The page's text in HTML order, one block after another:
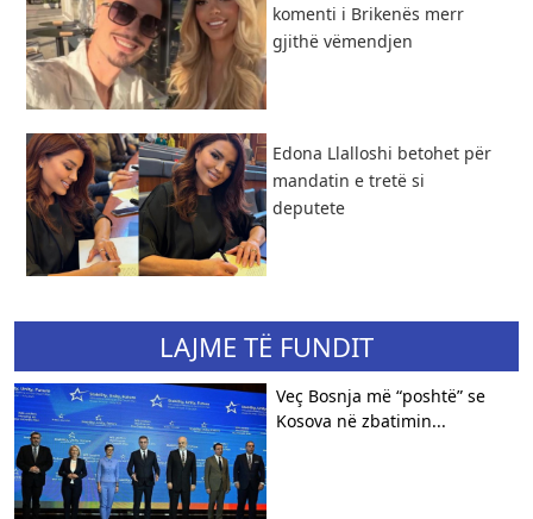
komenti i Brikenës merr
gjithë vëmendjen
Edona Llalloshi betohet për
mandatin e tretë si
deputete
LAJME TË FUNDIT
​Veç Bosnja më “poshtë” se
Kosova në zbatimin...